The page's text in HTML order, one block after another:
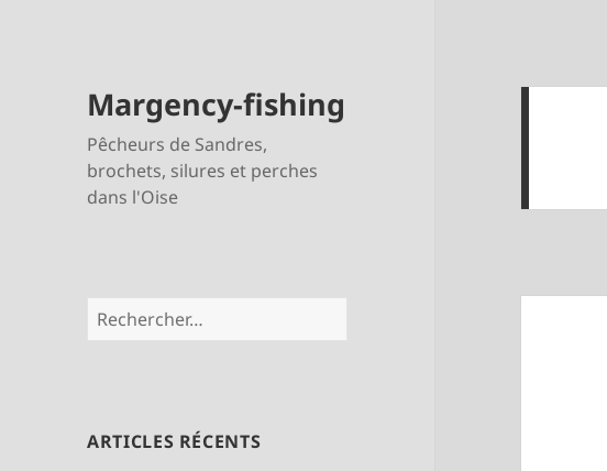
Margency-fishing
Pêcheurs de Sandres,
brochets, silures et perches
dans l'Oise
Rechercher :
ARTICLES RÉCENTS